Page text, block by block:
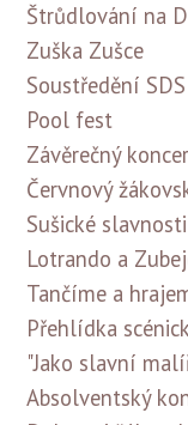
Štrůdlování na
Zuška Zušce
Soustředění
Pool fest
Závěrečný
Červnový
Sušické
Lotrando a
Tančíme a
Přehlídka
"Jako slavní
Absolventský